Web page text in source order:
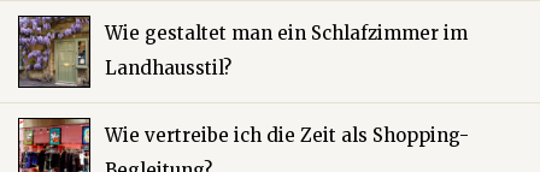
Wie gestaltet man ein Schlafzimmer im
Landhausstil?
Wie vertreibe ich die Zeit als Shopping-